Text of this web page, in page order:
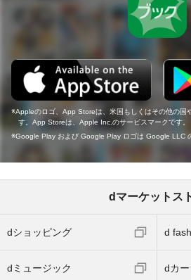
Appleのロゴ、App Storeは、米国もしくはその他の国
す。App Storeは、Apple Inc.のサービスマークです。
Google Play および Google Play ロゴは Google LLC
dマーケットス
dショッピング d
dミュージック dカ